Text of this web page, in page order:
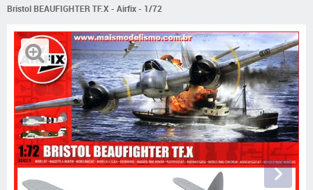
Bristol BEAUFIGHTER TF.X - Airfix - 1/72